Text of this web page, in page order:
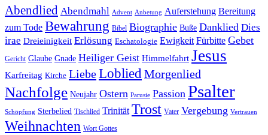
Abendlied Abendmahl Advent Anbetung Auferstehung Bereitung
zum Tode Bewahrung Bibel Biographie Buße Danklied Dies
irae Dreieinigkeit Erlösung Eschatologie Ewigkeit Fürbitte Gebet
Gericht Glaube Gnade Heiliger Geist Himmelfahrt Jesus
Karfreitag Kirche LiebeLobliedMorgenlied
Nachfolge Neujahr Ostern Parusie Passion Psalter
Schöpfung Sterbelied Tischlied Trinität Trost Vater Vergebung Vertrauen
Weihnachten Wort Gottes